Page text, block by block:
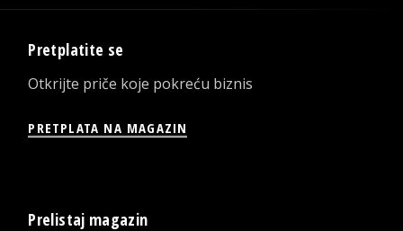
Pretplatite se
Otkrijte priče koje pokreću biznis
PRETPLATA NA MAGAZIN
Prelistaj magazin